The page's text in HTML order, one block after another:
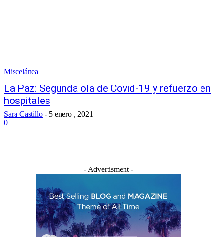
Miscelánea
La Paz: Segunda ola de Covid-19 y refuerzo en
hospitales
Sara Castillo - 5 enero , 2021
0
- Advertisment -